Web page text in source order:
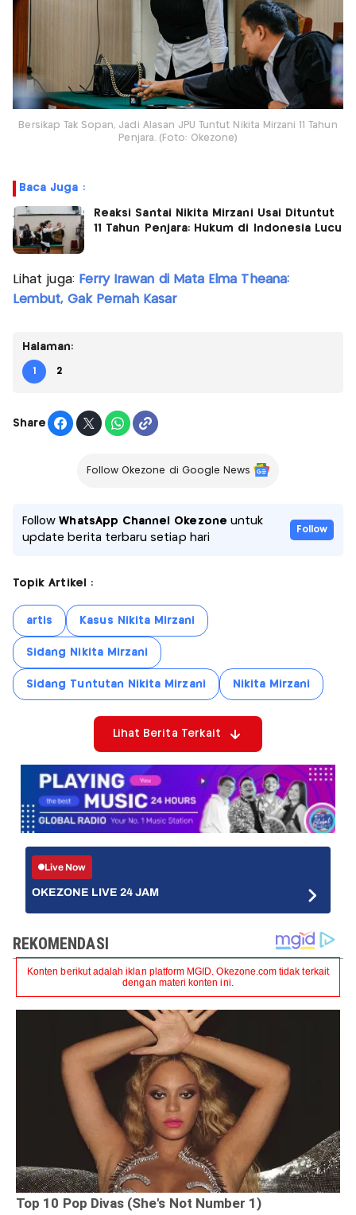
Bersikap Tak Sopan, Jadi Alasan JPU Tuntut Nikita Mirzani 11 Tahun
Penjara. (Foto: Okezone)
Baca Juga :
Reaksi Santai Nikita Mirzani Usai Dituntut
11 Tahun Penjara: Hukum di Indonesia Lucu
Lihat juga: Ferry Irawan di Mata Elma Theana:
Lembut, Gak Pernah Kasar
Halaman:
1 2
Share
Follow Okezone di Google News
FollowWhatsApp Channel Okezone untuk
update berita terbaru setiap hari
Follow
Topik Artikel :
artis Kasus Nikita Mirzani
Sidang Nikita Mirzani
Sidang Tuntutan Nikita Mirzani Nikita Mirzani
Lihat Berita Terkait
Live Now
OKEZONE LIVE 24 JAM